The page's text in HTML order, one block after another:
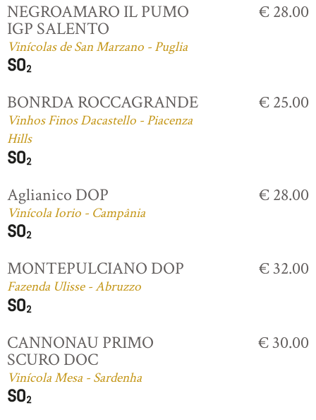
NEGROAMARO IL PUMO
IGP SALENTO
Vinícolas de San Marzano - Puglia
€ 28.00
BONRDA ROCCAGRANDE
Vinhos Finos Dacastello - Piacenza
Hills
€ 25.00
Aglianico DOP
Vinícola Iorio - Campânia
€ 28.00
MONTEPULCIANO DOP
Fazenda Ulisse - Abruzzo
€ 32.00
CANNONAU PRIMO
SCURO DOC
Vinícola Mesa - Sardenha
€ 30.00